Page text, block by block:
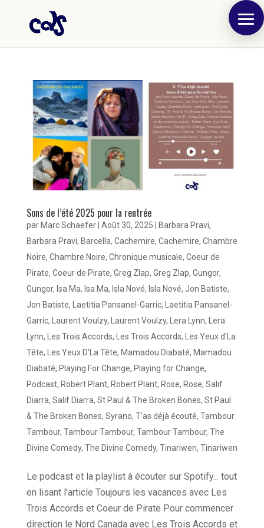
Sons de l’été 2025 pour la rentrée
par Marc Schaefer| Août 30, 2025 Barbara Pravi,
Barbara Pravi, Barcella, Cachemire, Cachemire, Chambre
Noire, Chambre Noire, Chronique musicale, Coeur de
Pirate, Coeur de Pirate, Greg Zlap, Greg Zlap, Gungor,
Gungor, Isa Ma, Isa Ma, Isla Nové, Isla Nové, Jon Batiste,
Jon Batiste, Laetitia Pansanel-Garric, Laetitia Pansanel-
Garric, Laurent Voulzy, Laurent Voulzy, Lera Lynn, Lera
Lynn, Les Trois Accords, Les Trois Accords, Les Yeux d'La
Tête, Les Yeux D'La Tête, Mamadou Diabaté, Mamadou
Diabaté, Playing For Change, Playing for Change,
Podcast, Robert Plant, Robert Plant, Rose, Rose, Salif
Diarra, Salif Diarra, St Paul & The Broken Bones, St Paul
& The Broken Bones, Syrano, T'as déjà écouté, Tambour
Tambour, Tambour Tambour, Tambour Tambour, The
Divine Comedy, The Divine Comedy, Tinariwen, Tinariwen
Le podcast et la playlist à écouter sur Spotify... tout
en lisant l'article Toujours les vacances avec Les
Trois Accords et Coeur de Pirate Pour commencer
direction le Nord Canada avec Les Trois Accords et